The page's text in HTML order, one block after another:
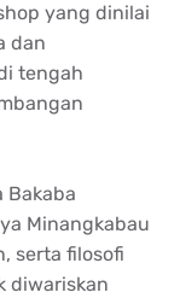
yang dinilai
dan
tengah
Bakaba
Minangkabau
serta filosofi
diwariskan